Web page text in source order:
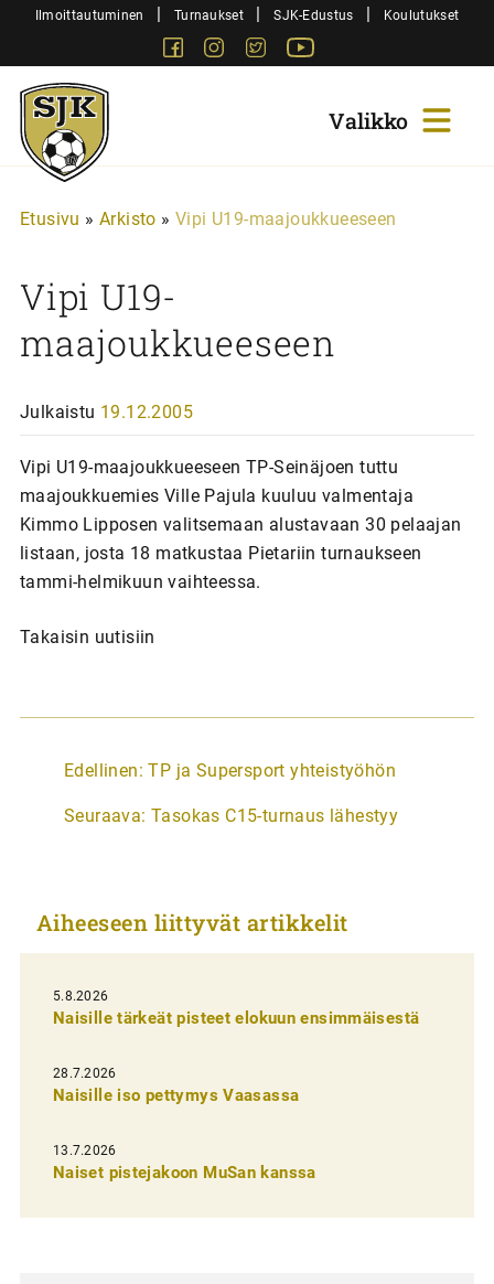
SiirryIlmoittautuminen | Turnaukset | SJK-Edustus | Koulutukset
FacebookInstagram
Twitter
Sjk-
Juniorit
Etusivu » Arkisto » Vipi U19-maajoukkueeseen
Vipi U19-
maajoukkueeseen
Julkaistu 19.12.2005
Vipi U19-maajoukkueeseen TP-Seinäjoen tuttu
maajoukkuemies Ville Pajula kuuluu valmentaja
Kimmo Lipposen valitsemaan alustavaan 30 pelaajan
listaan, josta 18 matkustaa Pietariin turnaukseen
tammi-helmikuun vaihteessa.
Takaisin uutisiin
A
t
k
e
l
i
e
n
e
Edellinen: TP ja Supersport yhteistyöhön
Seuraava: Tasokas C15-turnaus lähestyy
Aiheeseen liittyvät artikkelit
5.8.2026
Naisille tärkeät pisteet elokuun ensimmäisestä
28.7.2026
Naisille iso pettymys Vaasassa
13.7.2026
Naiset pistejakoon MuSan kanssa